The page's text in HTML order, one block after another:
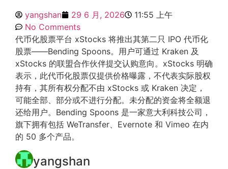
yangshan 29 6 月, 2026
11:55 上午
No Comments
代币化股票平台 xStocks 将推出其第二只 IPO 代币化
股票——Bending Spoons。用户可通过 Kraken 及
xStocks 的联盟合作伙伴提交认购意向。xStocks 明确
表示，此代币化股票仅提供价格曝露，不代表实际股权
持有，其所有权分配不由 xStocks 或 Kraken 决定，
可能全部、部分或不进行分配。未分配的资金将全额退
还给用户。Bending Spoons 是一家意大利科技公司，
旗下拥有包括 WeTransfer、Evernote 和 Vimeo 在内
的 50 多个产品。
yangshan